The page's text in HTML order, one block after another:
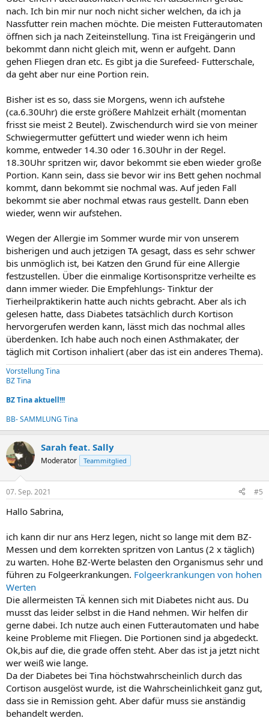
nach. Ich bin mir nur noch nicht sicher welchen, da ich ja
Nassfutter rein machen möchte. Die meisten Futterautomaten
öffnen sich ja nach Zeiteinstellung. Tina ist Freigängerin und
bekommt dann nicht gleich mit, wenn er aufgeht. Dann
gehen Fliegen dran etc. Es gibt ja die Surefeed- Futterschale,
da geht aber nur eine Portion rein.
Bisher ist es so, dass sie Morgens, wenn ich aufstehe
(ca.6.30Uhr) die erste größere Mahlzeit erhält (momentan
frisst sie meist 2 Beutel). Zwischendurch wird sie von meiner
Schwiegermutter gefüttert und wieder wenn ich heim
komme, entweder 14.30 oder 16.30Uhr in der Regel.
18.30Uhr spritzen wir, davor bekommt sie eben wieder große
Portion. Kann sein, dass sie bevor wir ins Bett gehen nochmal
kommt, dann bekommt sie nochmal was. Auf jeden Fall
bekommt sie aber nochmal etwas raus gestellt. Dann eben
wieder, wenn wir aufstehen.
Wegen der Allergie im Sommer wurde mir von unserem
bisherigen und auch jetzigen TA gesagt, dass es sehr schwer
bis unmöglich ist, bei Katzen den Grund für eine Allergie
festzustellen. Über die einmalige Kortisonspritze verheilte es
dann immer wieder. Die Empfehlungs- Tinktur der
Tierheilpraktikerin hatte auch nichts gebracht. Aber als ich
gelesen hatte, dass Diabetes tatsächlich durch Kortison
hervorgerufen werden kann, lässt mich das nochmal alles
überdenken. Ich habe auch noch einen Asthmakater, der
täglich mit Cortison inhaliert (aber das ist ein anderes Thema).
Vorstellung Tina
BZ Tina
BZ Tina aktuell!!!
BB- SAMMLUNG Tina
Sarah feat. Sally
Moderator Teammitglied
07. Sep. 2021 #5
Hallo Sabrina,
ich kann dir nur ans Herz legen, nicht so lange mit dem BZ-
Messen und dem korrekten spritzen von Lantus (2 x täglich)
zu warten. Hohe BZ-Werte belasten den Organismus sehr und
führen zu Folgeerkrankungen. Folgeerkrankungen von hohen
Werten
Die allermeisten TÄ kennen sich mit Diabetes nicht aus. Du
musst das leider selbst in die Hand nehmen. Wir helfen dir
gerne dabei. Ich nutze auch einen Futterautomaten und habe
keine Probleme mit Fliegen. Die Portionen sind ja abgedeckt.
Ok,bis auf die, die grade offen steht. Aber das ist ja jetzt nicht
wer weiß wie lange.
Da der Diabetes bei Tina höchstwahrscheinlich durch das
Cortison ausgelöst wurde, ist die Wahrscheinlichkeit ganz gut,
dass sie in Remission geht. Aber dafür muss sie anständig
behandelt werden.